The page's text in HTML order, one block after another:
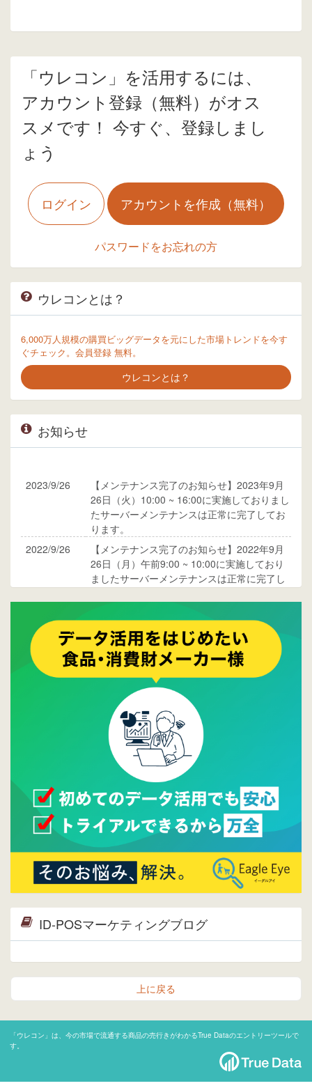
「ウレコン」を活用するには、
アカウント登録（無料）がオス
スメです！ 今すぐ、登録しまし
ょう
ログイン アカウントを作成（無料）
パスワードをお忘れの方
ウレコンとは？
6,000万人規模の購買ビッグデータを元にした市場トレンドを今す
ぐチェック。会員登録 無料。
ウレコンとは？
お知らせ
2023/9/26
【メンテナンス完了のお知らせ】2023年9月
26日（火）10:00 ~ 16:00に実施しておりまし
たサーバーメンテナンスは正常に完了してお
ります。
2022/9/26
【メンテナンス完了のお知らせ】2022年9月
26日（月）午前9:00 ~ 10:00に実施しており
ましたサーバーメンテナンスは正常に完了し
ご覧ください。
2015/10/19
ウレコンのサイト機能を大幅バージョンアッ
プ。詳細はこちら。⇒告知ページへ
2015/09/28
ウレコンが機能拡充し、サイトリニューアル
しました。⇒
ウレコンFacebook
Facebookページを開設しました。詳細は
ら。
ウレコンサイトリリースしました。
ID-POSマーケティングブログ
上に戻る
「ウレコン」は、今の市場で流通する商品の売行きがわかるTrue Dataのエントリーツールで
す。